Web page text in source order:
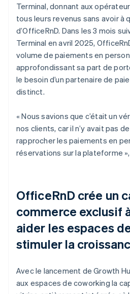
Terminal, donnant aux
tous leurs revenus sans avoir à
d’OfficeRnD. Dans les 3 mois
Terminal en avril 2025,
volume de paiements en
approfondissant sa part de
le besoin d’un partenaire de
distinct.
« Nous savions que c’était un
nos clients, car il n’y avait pas
rapprocher les paiements en
réservations sur la plateforme
OfficeRnD crée un
commerce exclusif
aider les espaces
stimuler la
Avec le lancement de Growth
aux espaces de coworking la